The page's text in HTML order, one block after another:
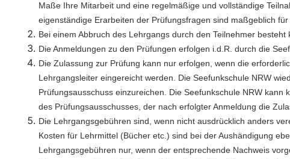
Maße Ihre Mitarbeit und eine regelmäßige und vollständige
eigenständige Erarbeiten der Prüfungsfragen sind maßgeblich für
Bei einem Abbruch des Lehrgangs durch den Teilnehmer
Die Anmeldungen zu den Prüfungen erfolgen i.d.R. durch die
Die Zulassung zur Prüfung kann nur erfolgen, wenn die
Lehrgangsleiter eingereicht werden. Die Seefunkschule NRW
Prüfungsausschuss einzureichen. Die Seefunkschule NRW
des Prüfungsausschusses, der nach erfolgter Anmeldung die
Die Lehrgangsgebühren sind, wenn nicht ausdrücklich anders
Kosten für Lehrmittel (Bücher etc.) sind bei der Aushändigung
Lehrgangsgebühren nur, wenn der entsprechende Nachweis